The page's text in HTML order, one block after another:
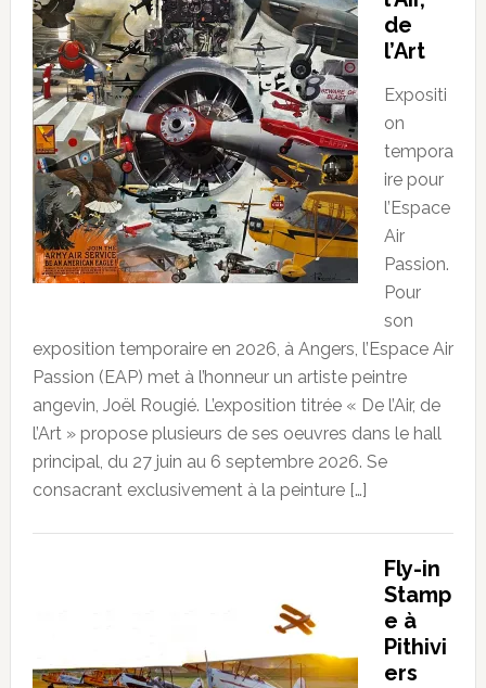
de
l’Art
Expositi
on
tempora
ire pour
l’Espace
Air
Passion.
Pour
son
exposition temporaire en 2026, à Angers, l’Espace Air
Passion (EAP) met à l’honneur un artiste peintre
angevin, Joël Rougié. L’exposition titrée « De l’Air, de
l’Art » propose plusieurs de ses oeuvres dans le hall
principal, du 27 juin au 6 septembre 2026. Se
consacrant exclusivement à la peinture […]
Fly-in
Stamp
e à
Pithivi
ers